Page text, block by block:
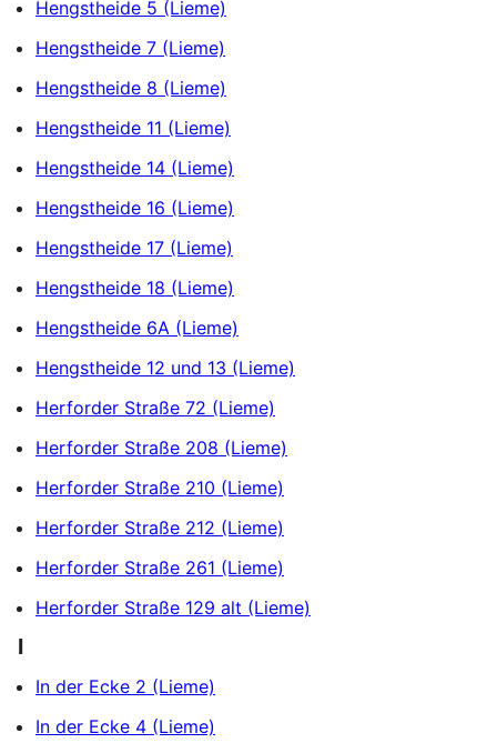
Hengstheide 5 (Lieme)
Hengstheide 7 (Lieme)
Hengstheide 8 (Lieme)
Hengstheide 11 (Lieme)
Hengstheide 14 (Lieme)
Hengstheide 16 (Lieme)
Hengstheide 17 (Lieme)
Hengstheide 18 (Lieme)
Hengstheide 6A (Lieme)
Hengstheide 12 und 13 (Lieme)
Herforder Straße 72 (Lieme)
Herforder Straße 208 (Lieme)
Herforder Straße 210 (Lieme)
Herforder Straße 212 (Lieme)
Herforder Straße 261 (Lieme)
Herforder Straße 129 alt (Lieme)
I
In der Ecke 2 (Lieme)
In der Ecke 4 (Lieme)